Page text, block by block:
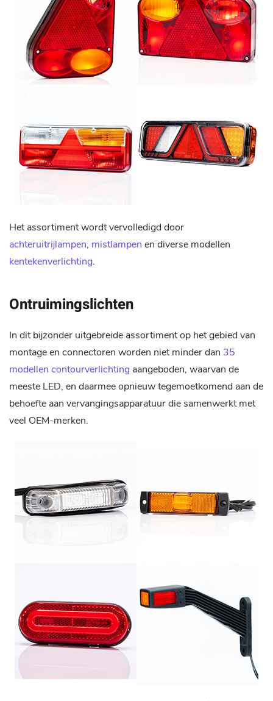
Het assortiment wordt vervolledigd door
achteruitrijlampen, mistlampen en diverse modellen
kentekenverlichting.
Ontruimingslichten
In dit bijzonder uitgebreide assortiment op het gebied van
montage en connectoren worden niet minder dan 35
modellen contourverlichting aangeboden, waarvan de
meeste LED, en daarmee opnieuw tegemoetkomend aan de
behoefte aan vervangingsapparatuur die samenwerkt met
veel OEM-merken.